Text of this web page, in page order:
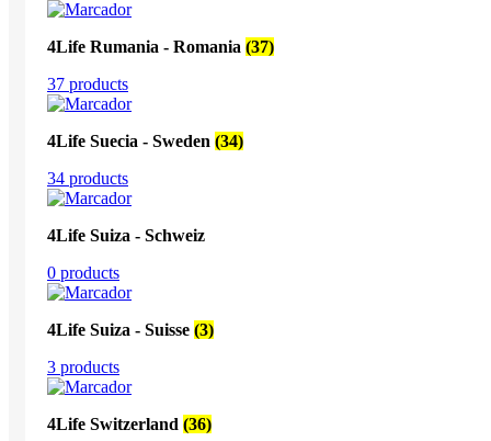
4Life Rumania - Romania (37)
37 products
4Life Suecia - Sweden (34)
34 products
4Life Suiza - Schweiz
0 products
4Life Suiza - Suisse (3)
3 products
4Life Switzerland (36)